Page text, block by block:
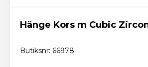
Hänge Kors m Cubic
Butiksnr: 66978